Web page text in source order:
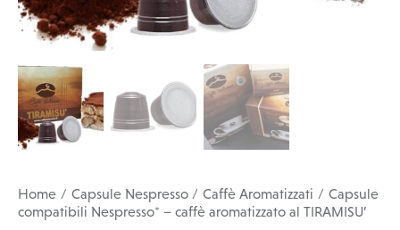
Home Capsule Nespresso Caffè Aromatizzati
Capsule
compatibili Nespresso* – caffè aromatizzato al TIRAMISU’